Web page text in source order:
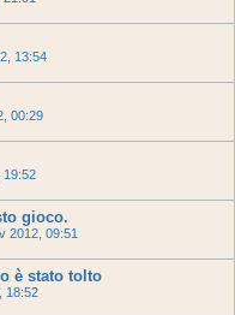
13:54
00:29
19:52
gioco.
2012, 09:51
è stato tolto
18:52